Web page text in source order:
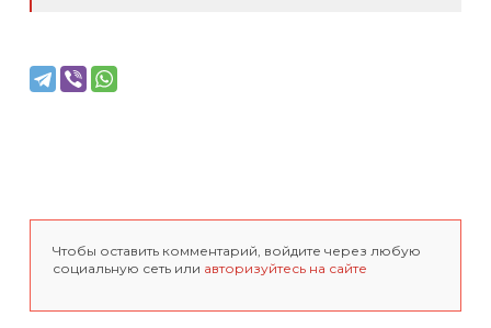
Чтобы оставить комментарий, войдите через любую
социальную сеть или авторизуйтесь на сайте